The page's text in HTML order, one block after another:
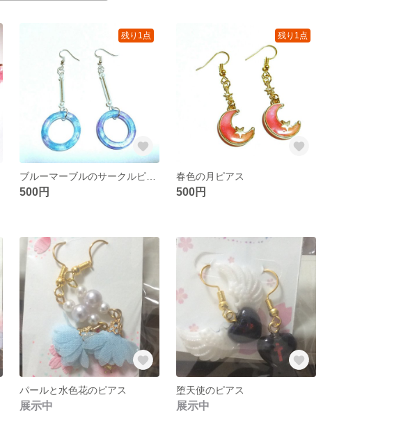
残り1点
500円
残り1点
春色の月ピアス
500円
パールと水色花のピアス
展示中
堕天使のピアス
展示中